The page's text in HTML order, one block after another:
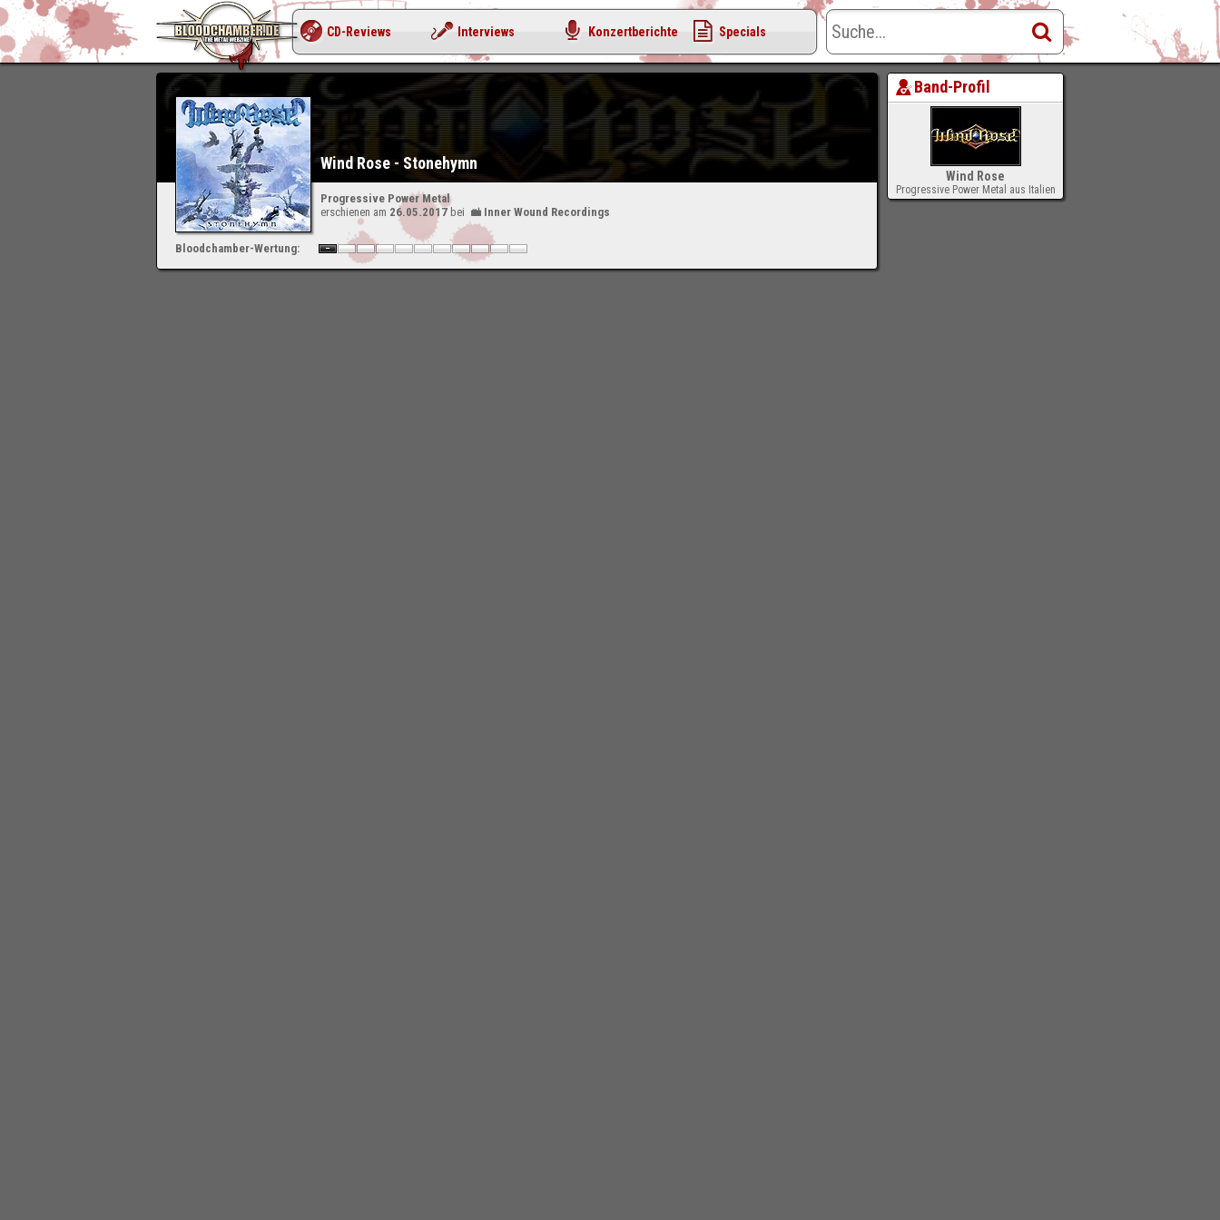
Wind Rose - Stonehymn
Progressive Power Metal
erschienen am 26.05.2017 bei Inner Wound Recordings
Bloodchamber-Wertung:
Band-Profil
Wind Rose
Progressive Power Metal aus Italien
CD-Reviews Interviews Konzertberichte Specials